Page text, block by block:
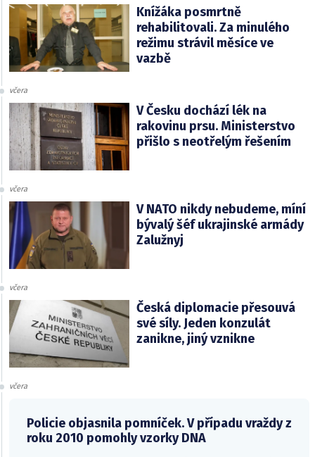
Knížáka posmrtně
rehabilitovali. Za minulého
režimu strávil měsíce ve
vazbě
včera
V Česku dochází lék na
rakovinu prsu. Ministerstvo
přišlo s neotřelým řešením
včera
V NATO nikdy nebudeme, míní
bývalý šéf ukrajinské armády
Zalužnyj
včera
Česká diplomacie přesouvá
své síly. Jeden konzulát
zanikne, jiný vznikne
včera
Policie objasnila pomníček. V případu vraždy z
roku 2010 pomohly vzorky DNA